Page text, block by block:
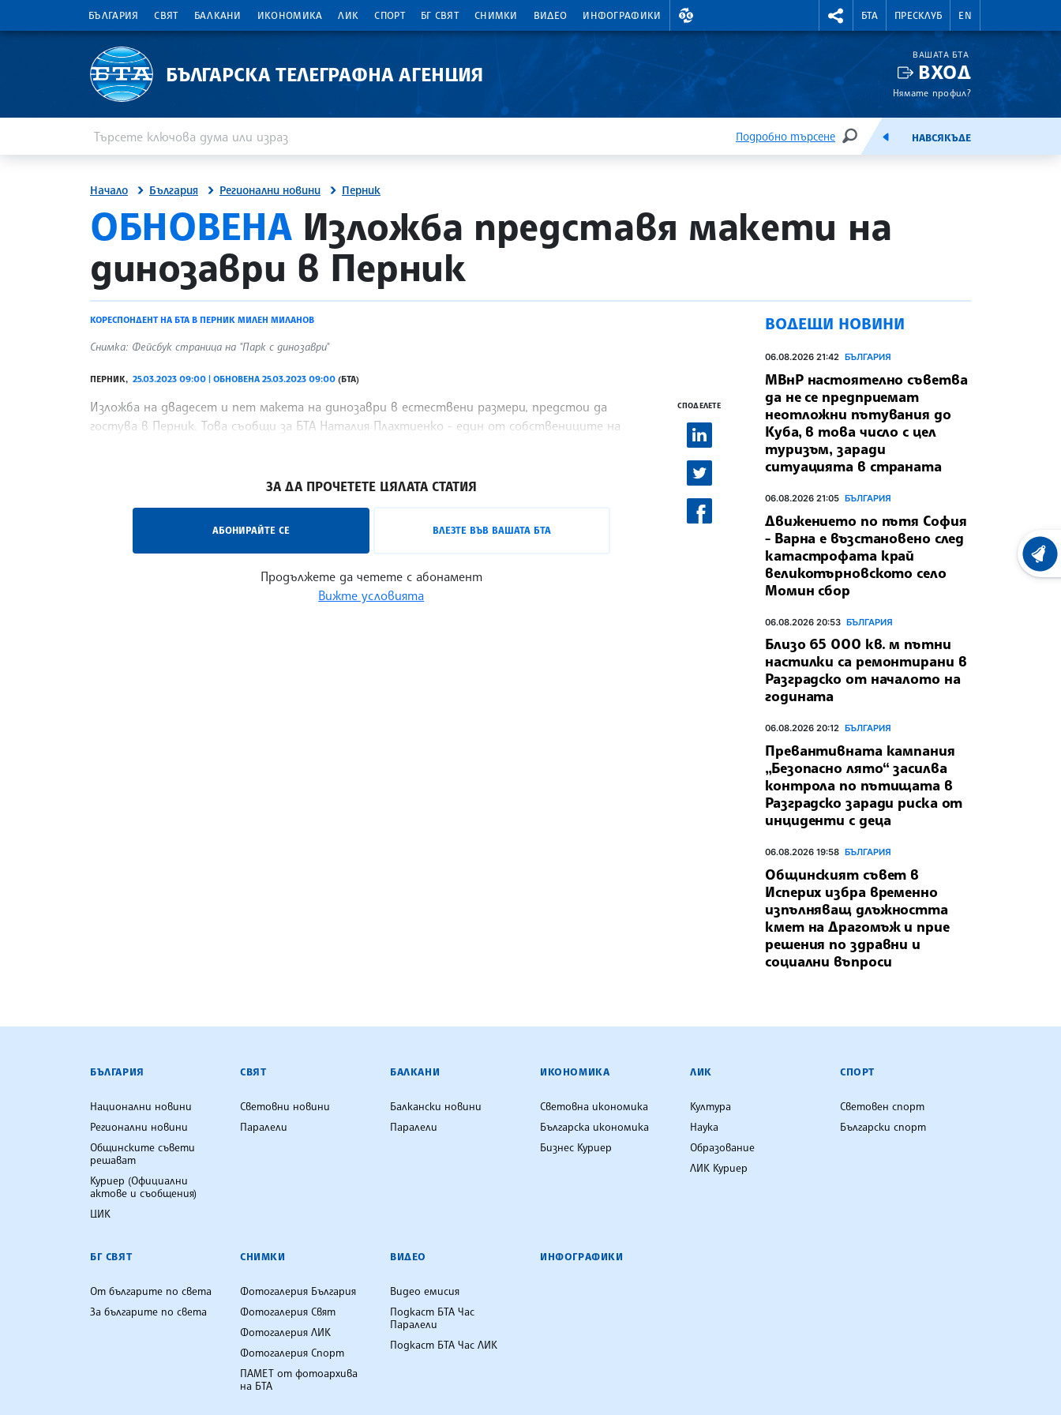
БЪЛГАРИЯ СВЯТ БАЛКАНИ ИКОНОМИКА ЛИК СПОРТ БГ СВЯТ СНИМКИ ВИДЕО ИНФОГРАФИКИ
ВАЛУТНИ КУРСОВЕ RIGHTMENU.SOCIAL
БТА ПРЕСКЛУБ EN
БЪЛГАРСКА ТЕЛЕГРАФНА АГЕНЦИЯ
ВАШАТА БТА
ВХОД
Нямате профил?
Подробно търсене
ТЪРСЕНЕЕМИСИЯНАВСЯКЪДЕ
Начало България Регионални новини Перник
site.bta
ОБНОВЕНАИзложба представя макети на
динозаври в Перник
КОРЕСПОНДЕНТ НА БТА В ПЕРНИК МИЛЕН МИЛАНОВ
Снимка: Фейсбук страница на "Парк с динозаври"
ПЕРНИК, 25.03.2023 09:00 | ОБНОВЕНА 25.03.2023 09:00 (БТА)
Изложба на двадесет и пет макета на динозаври в естествени размери, предстои да
гостува в Перник. Това съобщи за БТА Наталия Плахтиенко - един от собствениците на
ЗА ДА ПРОЧЕТЕТЕ ЦЯЛАТА СТАТИЯ
АБОНИРАЙТЕ СЕ ВЛЕЗТЕ ВЪВ ВАШАТА БТА
Продължете да четете с абонамент
Вижте условията
СПОДЕЛЕТЕ
ВОДЕЩИ НОВИНИ
06.08.2026 21:42 БЪЛГАРИЯ
МВнР настоятелно съветва
да не се предприемат
неотложни пътувания до
Куба, в това число с цел
туризъм, заради
ситуацията в страната
06.08.2026 21:05 БЪЛГАРИЯ
Движението по пътя София
- Варна е възстановено след
катастрофата край
великотърновското село
Момин сбор
06.08.2026 20:53 БЪЛГАРИЯ
Близо 65 000 кв. м пътни
настилки са ремонтирани в
Разградско от началото на
годината
06.08.2026 20:12 БЪЛГАРИЯ
Превантивната кампания
„Безопасно лято“ засилва
контрола по пътищата в
Разградско заради риска от
инциденти с деца
06.08.2026 19:58 БЪЛГАРИЯ
Общинският съвет в
Исперих избра временно
изпълняващ длъжността
кмет на Драгомъж и прие
решения по здравни и
социални въпроси
БЪЛГАРСКА ТЕЛЕГРАФНА АГЕНЦИЯ
БЪЛГАРИЯ
Национални новини
Регионални новини
Общинските съвети
решават
Куриер (Официални
актове и съобщения)
ЦИК
СВЯТ
Световни новини
Паралели
БАЛКАНИ
Балкански новини
Паралели
ИКОНОМИКА
Световна икономика
Българска икономика
Бизнес Куриер
ЛИК
Култура
Наука
Образование
ЛИК Куриер
СПОРТ
Световен спорт
Български спорт
БГ СВЯТ
От българите по света
За българите по света
СНИМКИ
Фотогалерия България
Фотогалерия Свят
Фотогалерия ЛИК
Фотогалерия Спорт
ПАМЕТ от фотоархива
на БТА
ВИДЕО
Видео емисия
Подкаст БТА Час
Паралели
Подкаст БТА Час ЛИК
ИНФОГРАФИКИ